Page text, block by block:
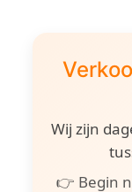
Wij zijn
👉 Begin